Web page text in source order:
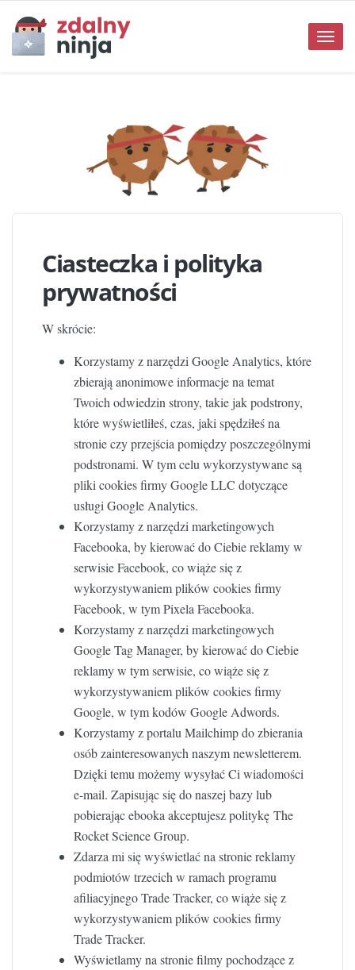
Toggle
Ciasteczka i polityka
prywatności
W skrócie:
Korzystamy z narzędzi Google Analytics, które
zbierają anonimowe informacje na temat
Twoich odwiedzin strony, takie jak podstrony,
które wyświetliłeś, czas, jaki spędziłeś na
stronie czy przejścia pomiędzy poszczególnymi
podstronami. W tym celu wykorzystywane są
pliki cookies firmy Google LLC dotyczące
usługi Google Analytics.
Korzystamy z narzędzi marketingowych
Facebooka, by kierować do Ciebie reklamy w
serwisie Facebook, co wiąże się z
wykorzystywaniem plików cookies firmy
Facebook, w tym Pixela Facebooka.
Korzystamy z narzędzi marketingowych
Google Tag Manager, by kierować do Ciebie
reklamy w tym serwisie, co wiąże się z
wykorzystywaniem plików cookies firmy
Google, w tym kodów Google Adwords.
Korzystamy z portalu Mailchimp do zbierania
osób zainteresowanych naszym newsletterem.
Dzięki temu możemy wysyłać Ci wiadomości
e-mail. Zapisując się do naszej bazy lub
pobierając ebooka akceptujesz politykę The
Rocket Science Group.
Zdarza mi się wyświetlać na stronie reklamy
podmiotów trzecich w ramach programu
afiliacyjnego Trade Tracker, co wiąże się z
wykorzystywaniem plików cookies firmy
Trade Tracker.
Wyświetlamy na stronie filmy pochodzące z